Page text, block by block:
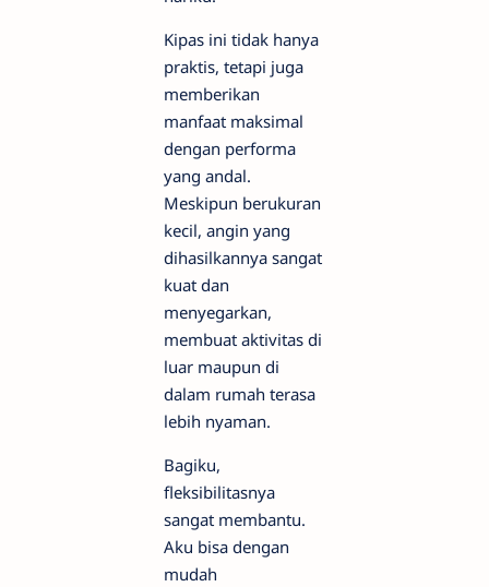
Kipas ini tidak hanya
praktis, tetapi juga
memberikan
manfaat maksimal
dengan performa
yang andal.
Meskipun berukuran
kecil, angin yang
dihasilkannya sangat
kuat dan
menyegarkan,
membuat aktivitas di
luar maupun di
dalam rumah terasa
lebih nyaman.
Bagiku,
fleksibilitasnya
sangat membantu.
Aku bisa dengan
mudah